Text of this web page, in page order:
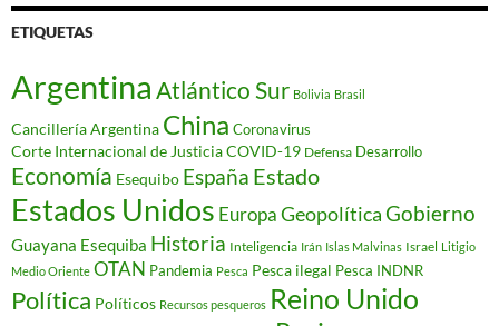
ETIQUETAS
Argentina Atlántico Sur Bolivia Brasil
Cancillería Argentina China Coronavirus
Corte Internacional de JusticiaCOVID-19 Defensa Desarrollo
Economía Esequibo España Estado
Estados Unidos EuropaGeopolíticaGobierno
Guayana Esequiba Historia Inteligencia Irán Islas Malvinas Israel Litigio
Medio Oriente OTAN Pandemia Pesca Pesca ilegal Pesca INDNR
Política Políticos Recursos pesqueros Reino Unido